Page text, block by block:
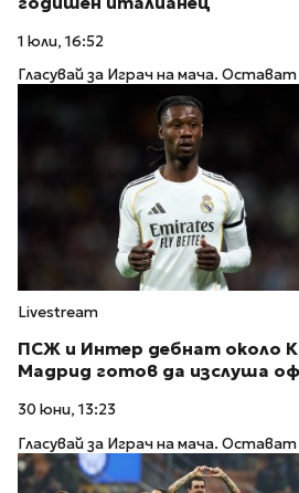
1 юли, 16:52
Гласувай за Играч на мача.
Livestream
ПСЖ и Интер дебнат около
Мадрид готов да изслуша
30 юни, 13:23
Гласувай за Играч на мача.